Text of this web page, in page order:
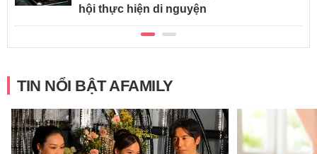
hội thực hiện di nguyện
TIN NỔI BẬT AFAMILY